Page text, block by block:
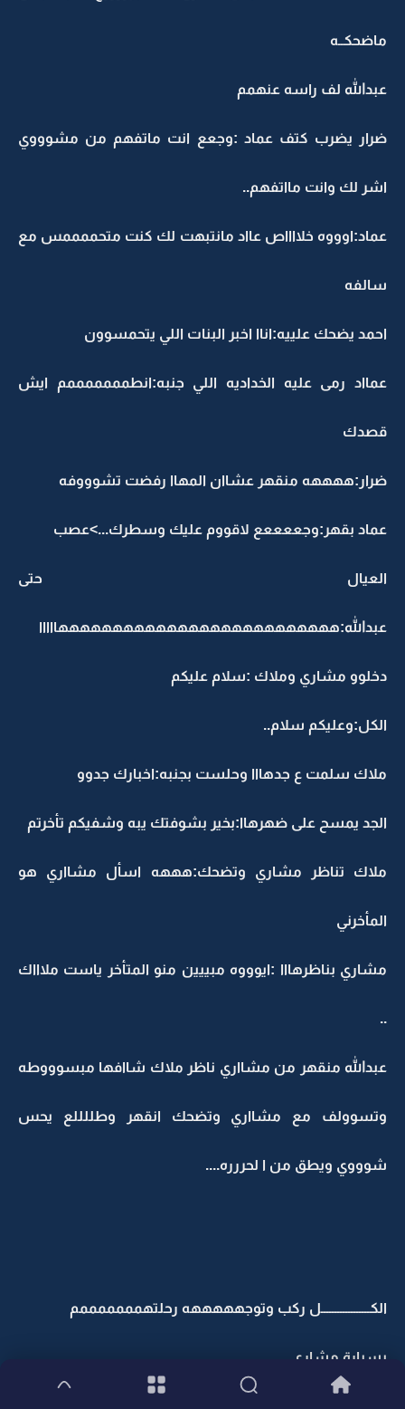
ماضحكــه
عبدالله لف راسه عنهمم
ضرار يضرب كتف عماد :وجعع انت ماتفهم من مشوووي
اشر لك وانت مااتفهم..
عماد:اوووه خلااااص عااد مانتبهت لك كنت متحممممس مع
سالفه
احمد يضحك علييه:اناا اخبر البنات اللي يتحمسوون
عمااد رمى عليه الخداديه اللي جنبه:انطمممممممم ايش
قصدك
ضرار:ههههه منقهر عشاان المهاا رفضت تشوووفه
عماد بقهر:وجععععع لاقووم عليك وسطرك...>عصب
العيال حتى
عبدالله:ههههههههههههههههههههههههههااااا
دخلوو مشاري وملاك :سلام عليكم
الكل:وعليكم سلام..
ملاك سلمت ع جدهااا وحلست بجنبه:اخبارك جدوو
الجد يمسح على ضهرهاا:بخير بشوفتك يبه وشفيكم تأخرتم
ملاك تناظر مشاري وتضحك:هههه اسأل مشااري هو
المأخرني
مشاري بناظرهااا :ايوووه مبييين منو المتأخر ياست ملاااك
..
عبدالله منقهر من مشااري ناظر ملاك شاافها مبسوووطه
وتسوولف مع مشااري وتضحك انقهر وطللللع يحس
شوووي ويطق من ا لحررره....
الكــــــــــــــــــل ركب وتوجهههههه رحلتهمممممممم
بسيارة مشاري